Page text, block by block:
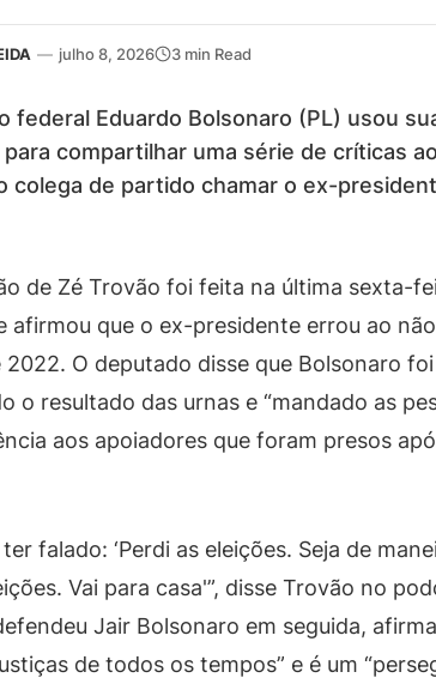
— julho 8, 2026 3 min Read
federal Eduardo Bolsonaro (PL) usou
compartilhar uma série de críticas
colega de partido chamar o ex-
de Zé Trovão foi feita na última sexta-
afirmou que o ex-presidente errou ao
2022. O deputado disse que Bolsonaro
o resultado das urnas e “mandado as
aos apoiadores que foram presos
falado: ‘Perdi as eleições. Seja de
Vai para casa'”, disse Trovão no
Jair Bolsonaro em seguida,
de todos os tempos” e é um